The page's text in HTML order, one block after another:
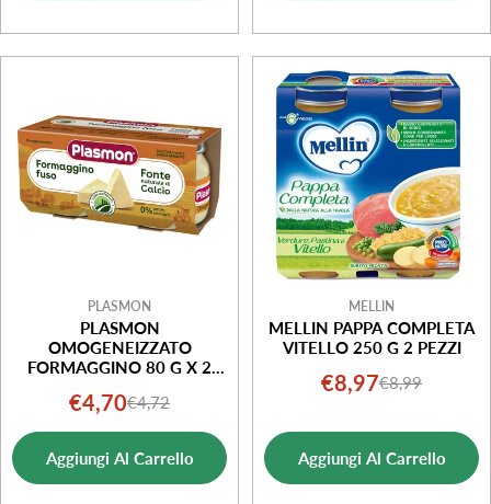
PLASMON
PLASMON
OMOGENEIZZATO
FORMAGGINO 80 G X 2
Prezzo
di
vendita
€4,70Prezzo
normale
€4,72
Aggiungi Al Carrello
MELLIN
MELLIN PAPPA COMPLETA
VITELLO 250 G 2 PEZZI
Prezzo
vendita
€8,97Prezzo
€8,99
Aggiungi Al Carrello